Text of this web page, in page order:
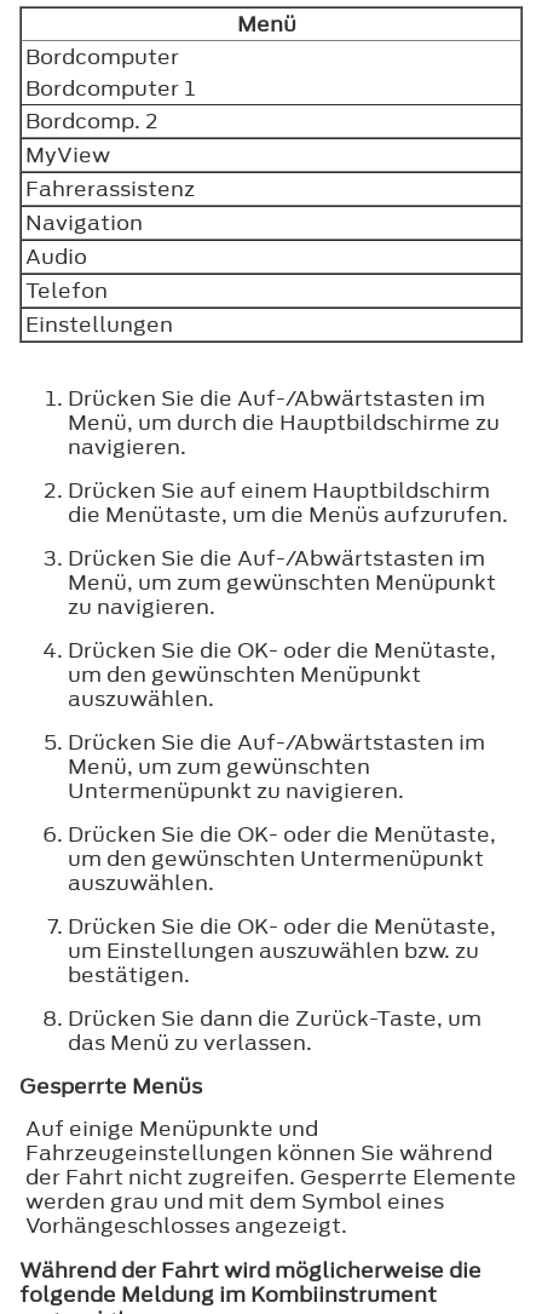
Menü
Bordcomputer
Bordcomputer 1
Bordcomp. 2
MyView
Fahrerassistenz
Navigation
Audio
Telefon
Einstellungen
Drücken Sie die Auf-/Abwärtstasten im
Menü, um durch die Hauptbildschirme zu
navigieren.
Drücken Sie auf einem Hauptbildschirm
die Menütaste, um die Menüs aufzurufen.
Drücken Sie die Auf-/Abwärtstasten im
Menü, um zum gewünschten Menüpunkt
zu navigieren.
Drücken Sie die OK- oder die Menütaste,
um den gewünschten Menüpunkt
auszuwählen.
Drücken Sie die Auf-/Abwärtstasten im
Menü, um zum gewünschten
Untermenüpunkt zu navigieren.
Drücken Sie die OK- oder die Menütaste,
um den gewünschten Untermenüpunkt
auszuwählen.
Drücken Sie die OK- oder die Menütaste,
um Einstellungen auszuwählen bzw. zu
bestätigen.
Drücken Sie dann die Zurück-Taste, um
das Menü zu verlassen.
Gesperrte Menüs
Auf einige Menüpunkte und
Fahrzeugeinstellungen können Sie während
der Fahrt nicht zugreifen. Gesperrte Elemente
werden grau und mit dem Symbol eines
Vorhängeschlosses angezeigt.
Während der Fahrt wird möglicherweise die
folgende Meldung im Kombiinstrument